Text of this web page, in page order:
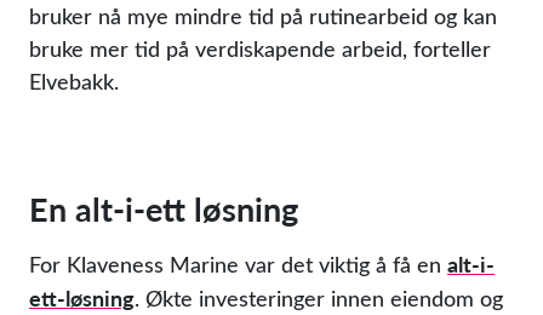
bruker nå mye mindre tid på rutinearbeid og kan
bruke mer tid på verdiskapende arbeid, forteller
Elvebakk.
En alt-i-ett løsning
For Klaveness Marine var det viktig å få en alt-i-
ett-løsning. Økte investeringer innen eiendom og